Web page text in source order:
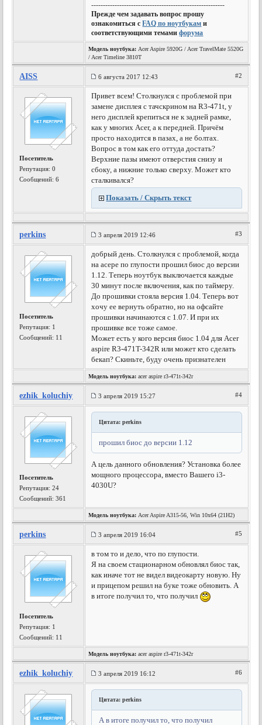
---------------------------------------------------------
Прежде чем задавать вопрос прошу
ознакомиться сFAQ по ноутбукам и
соответствующими темамифорума
Модель ноутбука: Acer Aspire 5920G / Acer TravelMate 5520G
/ Acer Timeline 3810T
AISS 6 августа 2017 12:43 #2
Посетитель
Репутация:0
Сообщений: 6
Привет всем! Столкнулся с проблемой при
замене дисплея с тачскрином на R3-471t, у
него дисплей крепиться не к задней рамке,
как у многих Acer, а к передней. Причём
просто находится в пазах, а не болтах.
Вопрос в том как его оттуда достать?
Верхние пазы имеют отверстия снизу и
сбоку, а нижние только сверху. Может кто
сталкивался?
Показать / Скрыть текст
perkins 3 апреля 2019 12:46 #3
Посетитель
Репутация: 1
Сообщений: 11
добрый день. Столкнулся с проблемой, когда
на асере по глупости прошил биос до версии
1.12. Теперь ноутбук выключается каждые
30 минут после включения, как по таймеру.
До прошивки стояла версия 1.04. Теперь вот
хочу ее вернуть обратно, но на офсайте
прошивки начинаются с 1.07. И при их
прошивке все тоже самое.
Может есть у кого версия биос 1.04 для Acer
aspire R3-471T-342R или может кто сделать
бекап? Скиньте, буду очень признателен
Модель ноутбука: acer aspire r3-471t-342r
ezhik_koluchiy 3 апреля 2019 15:27 #4
Посетитель
Репутация:24
Сообщений: 361
Цитата: perkins
прошил биос до версии 1.12
А цель данного обновления? Установка более
мощного процессора, вместо Вашего i3-
4030U?
Модель ноутбука: Acer Aspire A315-56, Win 10x64 (21H2)
perkins 3 апреля 2019 16:04 #5
Посетитель
Репутация: 1
Сообщений: 11
в том то и дело, что по глупости.
Я на своем стационарном обновлял биос так,
как иначе тот не видел видеокарту новую. Ну
и прицепом решил на буке тоже обновить. А
в итоге получил то, что получил
Модель ноутбука: acer aspire r3-471t-342r
ezhik_koluchiy 3 апреля 2019 16:12 #6
Цитата: perkins
А в итоге получил то, что получил